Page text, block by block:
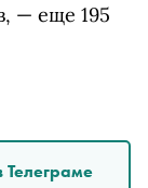
— еще 195
Телеграме